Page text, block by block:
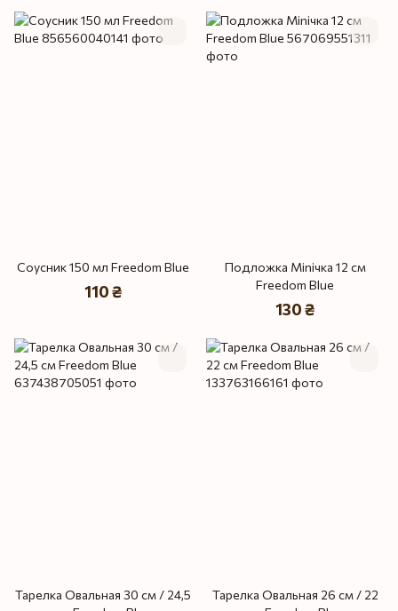
Соусник 150 мл Freedom Blue
110 ₴
Подложка Miniчка 12 см
Freedom Blue
130 ₴
Тарелка Овальная 30 см / 24,5
Тарелка Овальная 26 см / 22